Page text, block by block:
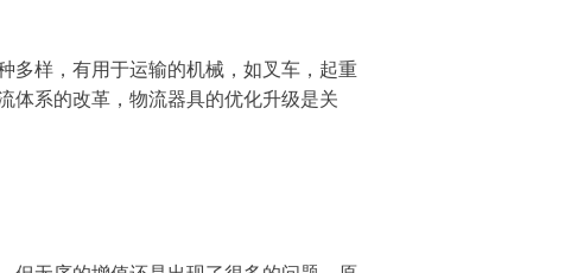
多样，有用于运输的机械，如叉车，起重
体系的改革，物流器具的优化升级是关